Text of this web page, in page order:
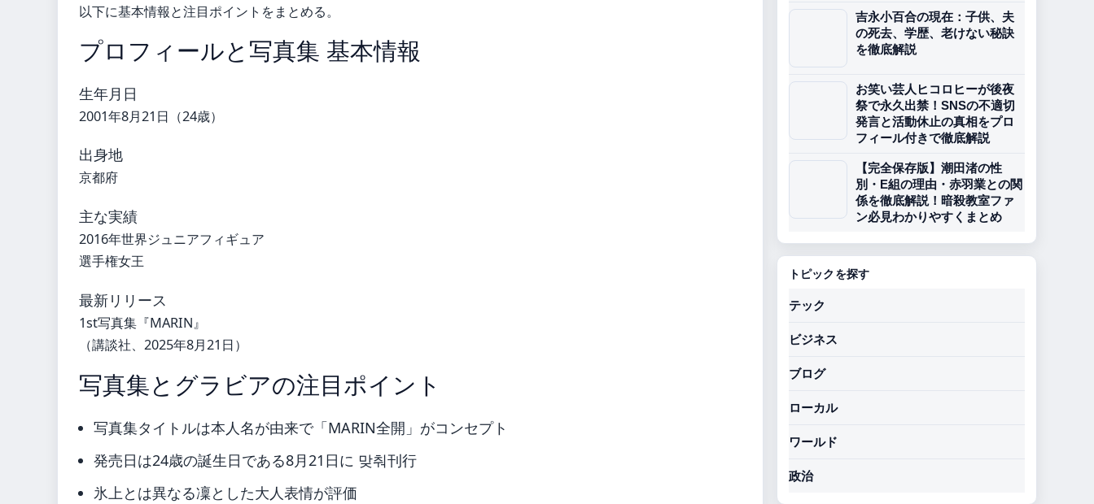
以下に基本情報と注目ポイントをまとめる。
プロフィールと写真集 基本情報
生年月日
2001年8月21日（24歳）
出身地
京都府
主な実績
2016年世界ジュニアフィギュア
選手権女王
最新リリース
1st写真集『MARIN』
（講談社、2025年8月21日）
写真集とグラビアの注目ポイント
写真集タイトルは本人名が由来で「MARIN全開」がコンセプト
発売日は24歳の誕生日である8月21日に 맞춰刊行
氷上とは異なる凜とした大人表情が評価
吉永小百合の現在：子供、夫
の死去、学歴、老けない秘訣
を徹底解説
お笑い芸人ヒコロヒーが後夜
祭で永久出禁！SNSの不適切
発言と活動休止の真相をプロ
フィール付きで徹底解説
【完全保存版】潮田渚の性
別・E組の理由・赤羽業との関
係を徹底解説！暗殺教室ファ
ン必見わかりやすくまとめ
トピックを探す
テック
ビジネス
ブログ
ローカル
ワールド
政治